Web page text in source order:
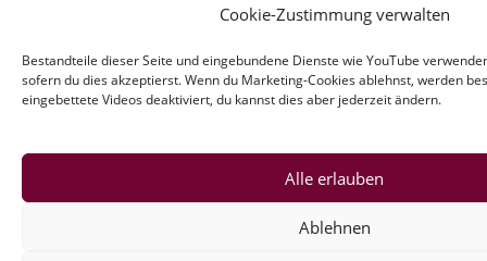
Cookie-Zustimmung verwalten
Bestandteile dieser Seite und eingebundene Dienste wie YouTube
sofern du dies akzeptierst. Wenn du Marketing-Cookies ablehnst, werden
eingebettete Videos deaktiviert, du kannst dies aber jederzeit ändern.
Alle erlauben
Ablehnen